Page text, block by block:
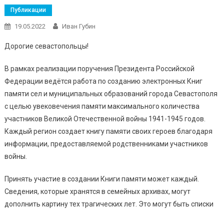
Публикации
19.05.2022 Иван Губин
Дорогие севастопольцы!
В рамках реализации поручения Президента Российской
Федерации ведётся работа по созданию электронных Книг
памяти сел и муниципальных образований города Севастополя
с целью увековечения памяти максимального количества
участников Великой Отечественной войны 1941-1945 годов.
Каждый регион создает книгу памяти своих героев благодаря
информации, предоставляемой родственниками участников
войны.
Принять участие в создании Книги памяти может каждый.
Сведения, которые хранятся в семейных архивах, могут
дополнить картину тех трагических лет. Это могут быть списки